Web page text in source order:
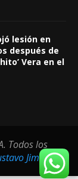
lesión en
después de
Vera en el
Todos los
Jimenez